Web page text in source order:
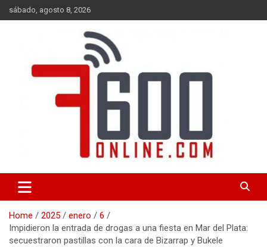
Skip
to
sábado, agosto 8, 2026
7600 online
nacional e internacional, deportiva y cultural.
Home 2025 enero
6
Impidieron la entrada de drogas a una fiesta en Mar del Plata:
secuestraron pastillas con la cara de Bizarrap y Bukele